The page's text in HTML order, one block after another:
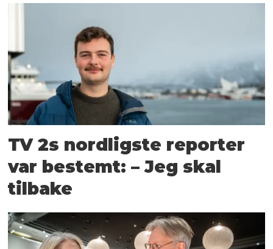
TV 2s nordligste reporter
var bestemt: – Jeg skal
tilbake